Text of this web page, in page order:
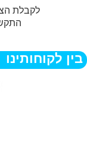
לקבלת
בין לקוחותינו